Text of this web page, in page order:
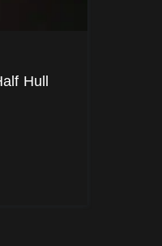
Hull